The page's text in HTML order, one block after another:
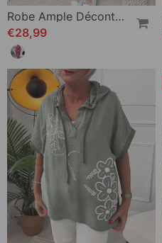
Robe Ample Décontractée À Imprimé Floral Et Poches À Manches Courtes
€28,99